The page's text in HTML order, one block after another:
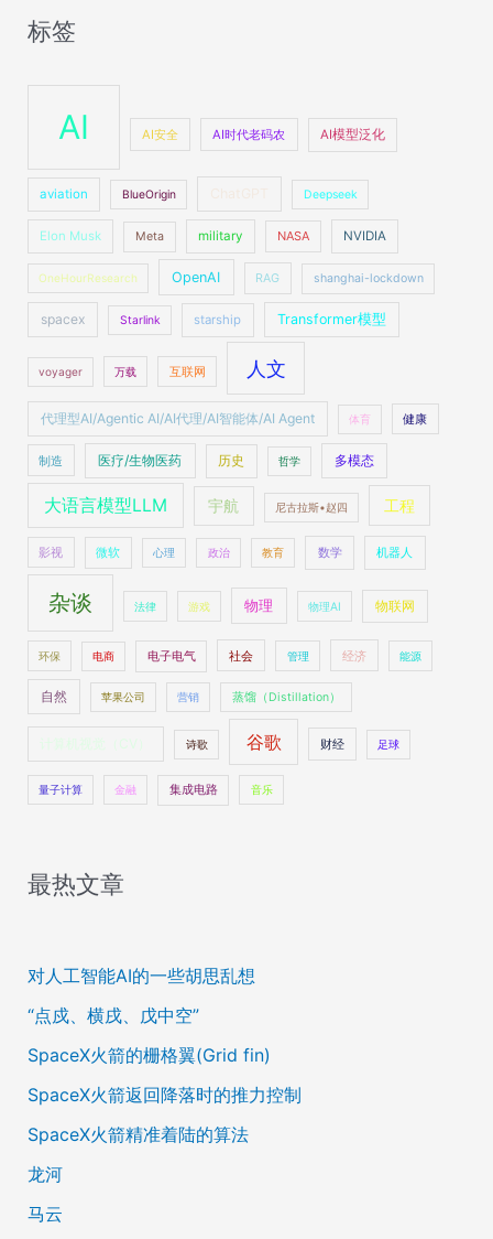
标签
AI AI安全 AI时代老码农 AI模型泛化
aviation BlueOrigin Deepseek
Elon Musk Meta military NASA NVIDIA
OneHourResearch OpenAI RAG shanghai-lockdown
spacex Starlink starship Transformer模型
voyager 万载 互联网 人文
代理型AI/Agentic AI/AI代理/AI智能体/AI Agent 体育 健康
制造 医疗/生物医药 历史 哲学 多模态
大语言模型LLM 宇航 尼古拉斯•赵四 工程
影视 微软 心理 政治 教育 数学 机器人
杂谈 法律 游戏 物理 物理AI 物联网
环保 电商 电子电气 社会 管理 经济 能源
自然 苹果公司 营销 蒸馏（Distillation）
诗歌 谷歌 财经 足球
量子计算 金融 集成电路 音乐
最热文章
对人工智能AI的一些胡思乱想
“点戍、横戌、戊中空”
SpaceX火箭的栅格翼(Grid fin)
SpaceX火箭返回降落时的推力控制
SpaceX火箭精准着陆的算法
龙河
马云